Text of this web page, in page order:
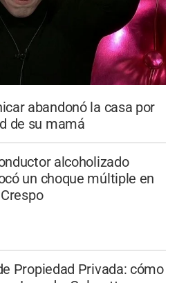
abandonó la casa por
de su mamá
alcoholizado
un choque múltiple en
Propiedad Privada: cómo